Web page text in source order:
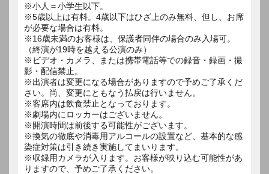
※小人＝小学生以下。
※5歳以上は有料。4歳以下はひざ上のみ無料、但し、お席
が必要な場合は有料。
※16歳未満のお客様は、保護者同伴の場合のみ入場可。
（終演が19時を越える公演のみ）
※ビデオ・カメラ、または携帯電話等での録音・録画・撮
影・配信禁止。
※出演者は変更になる場合がありますので予めご了承くだ
さい。尚、変更にともなう払戻は行いません。
※客席内は飲食禁止となっております。
※劇場内にロッカーはございません。
※開演時間は前後する可能性がございます。
※換気の徹底や消毒用アルコールの設置など、基本的な感
染症対策は引き続き実施してまいります。
※収録用カメラが入ります。お客様が映り込む可能性があ
りますので、予めご了承ください。